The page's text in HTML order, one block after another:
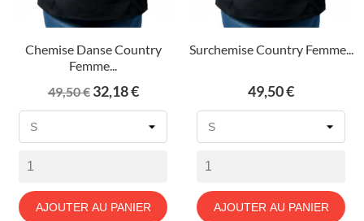
Chemise Danse Country
Femme...
Prix
de
49,50 € Prix
32,18 €
AJOUTER AU PANIER
Surchemise Country Femme...
Prix
49,50 €
AJOUTER AU PANIER